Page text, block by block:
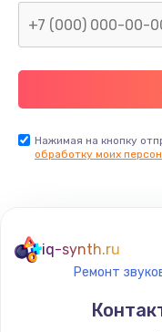
Нажимая на кнопку
обработку моих
iq-synth.ru
Ремонт